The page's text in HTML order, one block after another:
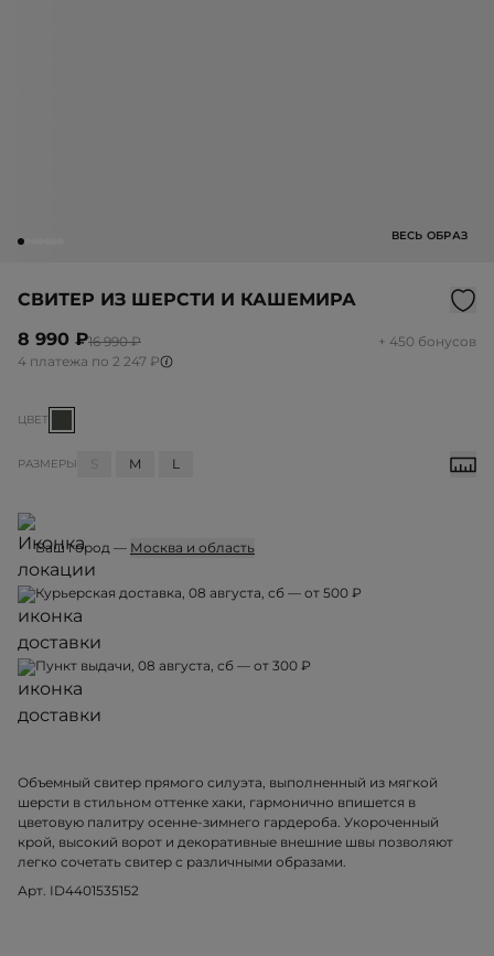
ВЕСЬ ОБРАЗ
СВИТЕР ИЗ ШЕРСТИ И КАШЕМИРА
8 990 ₽16 990 ₽
+ 450 бонусов
4 платежа по 2 247 ₽
ЦВЕТ
РАЗМЕРЫ M L
Ваш город — Москва и область
Курьерская доставка, 08 августа, сб — от 500 ₽
Пункт выдачи, 08 августа, сб — от 300 ₽
Объемный свитер прямого силуэта, выполненный из мягкой
шерсти в стильном оттенке хаки, гармонично впишется в
цветовую палитру осенне-зимнего гардероба. Укороченный
крой, высокий ворот и декоративные внешние швы позволяют
легко сочетать свитер с различными образами.
Арт. ID4401535152